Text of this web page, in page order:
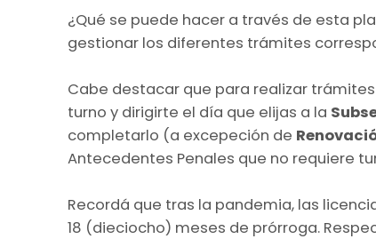
¿Qué se puede hacer a través de esta
gestionar los diferentes trámites
Cabe destacar que para realizar
turno y dirigirte el día que elijas a la
completarlo (a excepeción de
Antecedentes Penales que no requiere
Recordá que tras la pandemia, las
18 (dieciocho) meses de prórroga.